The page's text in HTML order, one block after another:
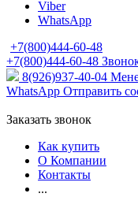
Viber
WhatsApp
+7(800)444-60-48
+7(800)444-60-48
8(926)937-40-04
WhatsApp Отправить
Заказать звонок
Как купить
О Компании
Контакты
...